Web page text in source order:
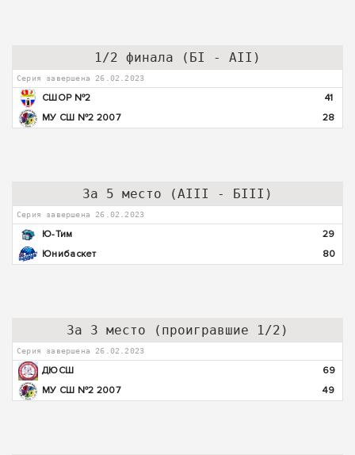
1/2 финала (БI - AII)
Серия завершена 26.02.2023
СШОР №2
41
МУ СШ №2 2007
28
За 5 место (АIII - БIII)
Серия завершена 26.02.2023
Ю-Тим
29
Юнибаскет
80
За 3 место (проигравшие 1/2)
Серия завершена 26.02.2023
ДЮСШ
69
МУ СШ №2 2007
49